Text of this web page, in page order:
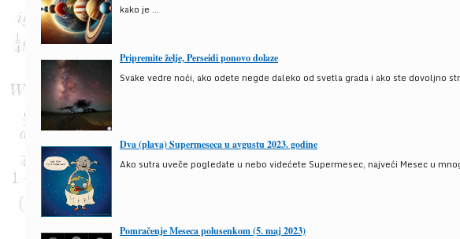
kako je ...
Pripremite želje, Perseidi ponovo dolaze
Svake vedre noći, ako odete negde daleko od svetla grada i ako ste dovoljno
Dva (plava) Supermeseca u avgustu 2023. godine
Ako sutra uveče pogledate u nebo videćete Supermesec, najveći Mesec u
Pomračenje Meseca polusenkom (5. maj 2023)